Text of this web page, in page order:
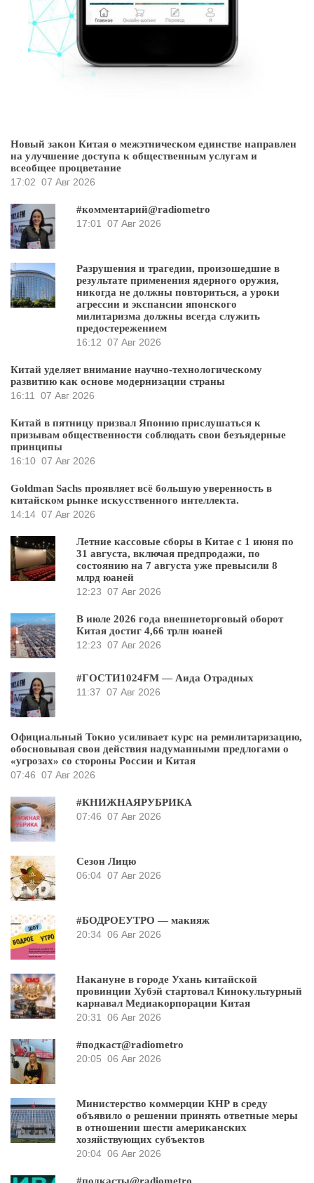
Новый закон Китая о межэтническом единстве направлен
на улучшение доступа к общественным услугам и
всеобщее процветание
17:02 07 Авг 2026
#комментарий@radiometro
17:01 07 Авг 2026
Разрушения и трагедии, произошедшие в
результате применения ядерного оружия,
никогда не должны повториться, а уроки
агрессии и экспансии японского
милитаризма должны всегда служить
предостережением
16:12 07 Авг 2026
Китай уделяет внимание научно-технологическому
развитию как основе модернизации страны
16:11 07 Авг 2026
Китай в пятницу призвал Японию прислушаться к
призывам общественности соблюдать свои безъядерные
принципы
16:10 07 Авг 2026
Goldman Sachs проявляет всё большую уверенность в
китайском рынке искусственного интеллекта.
14:14 07 Авг 2026
Летние кассовые сборы в Китае с 1 июня по
31 августа, включая предпродажи, по
состоянию на 7 августа уже превысили 8
млрд юаней
12:23 07 Авг 2026
В июле 2026 года внешнеторговый оборот
Китая достиг 4,66 трлн юаней
12:23 07 Авг 2026
#ГОСТИ1024FM — Аида Отрадных
11:37 07 Авг 2026
Официальный Токио усиливает курс на ремилитаризацию,
обосновывая свои действия надуманными предлогами о
«угрозах» со стороны России и Китая
07:46 07 Авг 2026
#КНИЖНАЯРУБРИКА
07:46 07 Авг 2026
Сезон Лицю
06:04 07 Авг 2026
#БОДРОЕУТРО — макияж
20:34 06 Авг 2026
Накануне в городе Ухань китайской
провинции Хубэй стартовал Кинокультурный
карнавал Медиакорпорации Китая
20:31 06 Авг 2026
#подкаст@radiometro
20:05 06 Авг 2026
Министерство коммерции КНР в среду
объявило о решении принять ответные меры
в отношении шести американских
хозяйствующих субъектов
20:04 06 Авг 2026